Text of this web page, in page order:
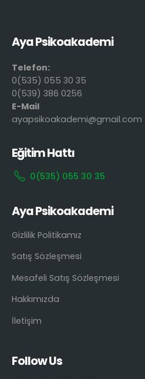
Aya Psikoakademi
Telefon:
0(535) 055 30 35
0(539) 386 0256
E-Mail
ayapsikoakademi@gmail.com
Eğitim Hattı
0(535) 055 30 35
Aya Psikoakademi
Gizlilik Politikamız
Satış Sözleşmesi
Mesafeli Satış Sözleşmesi
Hakkımızda
İletişim
Follow Us